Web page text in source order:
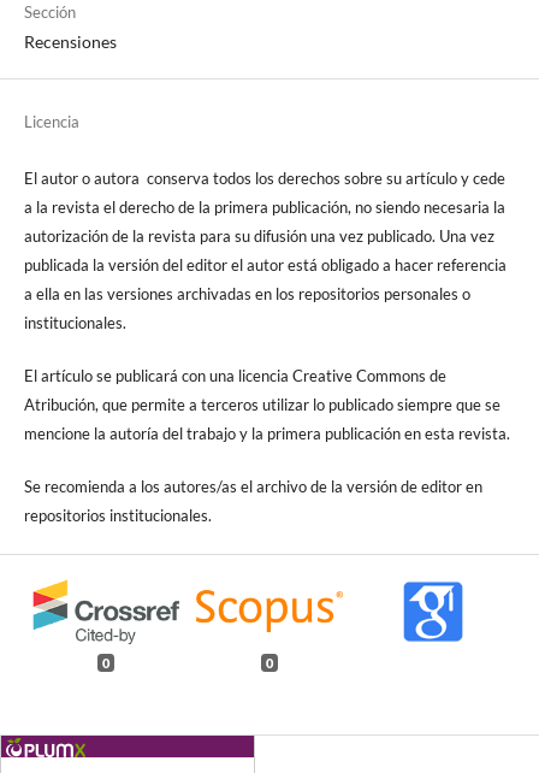
Sección
Recensiones
Licencia
El autor o autora conserva todos los derechos sobre su artículo y cede
a la revista el derecho de la primera publicación, no siendo necesaria la
autorización de la revista para su difusión una vez publicado. Una vez
publicada la versión del editor el autor está obligado a hacer referencia
a ella en las versiones archivadas en los repositorios personales o
institucionales.
El artículo se publicará con una licencia Creative Commons de
Atribución, que permite a terceros utilizar lo publicado siempre que se
mencione la autoría del trabajo y la primera publicación en esta revista.
Se recomienda a los autores/as el archivo de la versión de editor en
repositorios institucionales.
0 0